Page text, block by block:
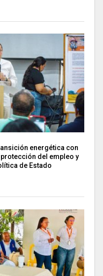
energética con
del empleo y
de Estado